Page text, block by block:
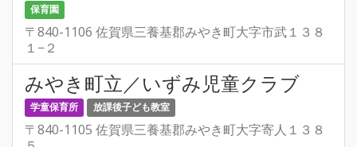
保育園
〒840-1106 佐賀県三養基郡みやき町大字市武１３８
１−２
みやき町立／いずみ児童クラブ
学童保育所 放課後子ども教室
〒840-1105 佐賀県三養基郡みやき町大字寄人１３８